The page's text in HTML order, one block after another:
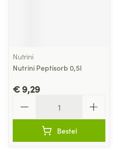
Nutrini
Nutrini Peptisorb 0,5l
€ 9,29
Bestel